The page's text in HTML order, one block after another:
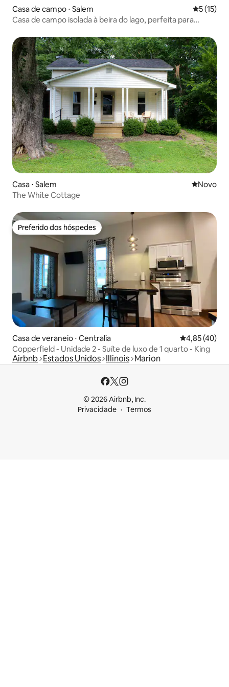
Casa de campo ⋅ Salem 5 de uma
5 (15)
Casa de campo isolada à beira do lago, perfeita para
Casa ⋅ Salem Novo
Novo
The White Cottage
Preferido dos hóspedes
Preferido dos hóspedes
Casa de veraneio ⋅ Centralia 4,85 de uma
4,85 (40)
Copperfield - Unidade 2 - Suíte de luxo de 1 quarto - King
Airbnb Estados Unidos Illinois Marion
© 2026 Airbnb, Inc.
Privacidade
Termos